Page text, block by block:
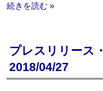
続きを読む »
プレスリリース
2018/04/27